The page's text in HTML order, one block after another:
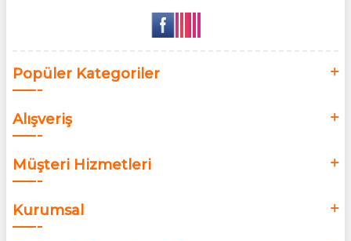
Popüler Kategoriler
Alışveriş
Müşteri Hizmetleri
Kurumsal